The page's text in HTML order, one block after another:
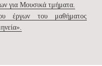
για Μουσικά τμήματα.
έργων του μαθήματος